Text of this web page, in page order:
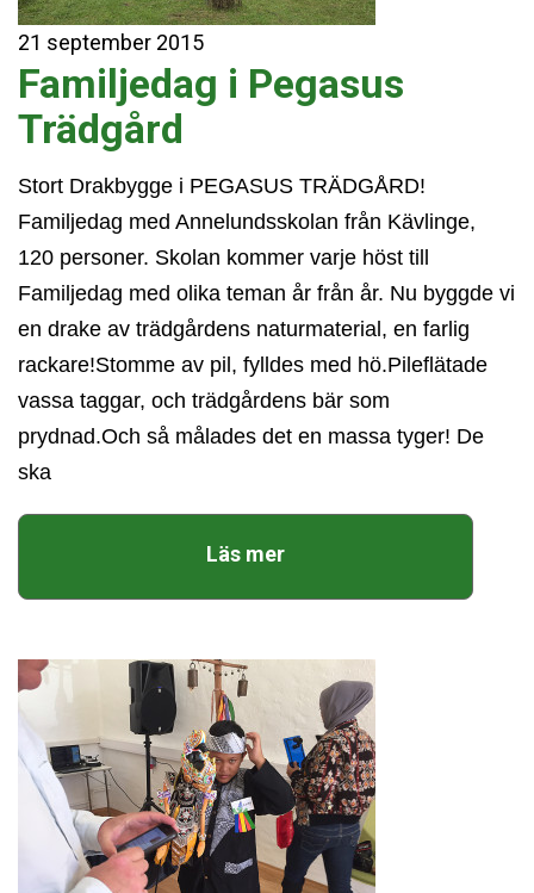
21 september 2015
Familjedag i Pegasus
Trädgård
Stort Drakbygge i PEGASUS TRÄDGÅRD!
Familjedag med Annelundsskolan från Kävlinge,
120 personer. Skolan kommer varje höst till
Familjedag med olika teman år från år. Nu byggde vi
en drake av trädgårdens naturmaterial, en farlig
rackare!Stomme av pil, fylldes med hö.Pileflätade
vassa taggar, och trädgårdens bär som
prydnad.Och så målades det en massa tyger! De
ska
Läs mer